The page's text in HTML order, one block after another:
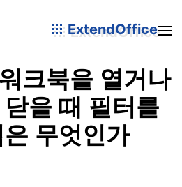
ExtendOffice
크북을 열거나
을 때 필터를
무엇인가